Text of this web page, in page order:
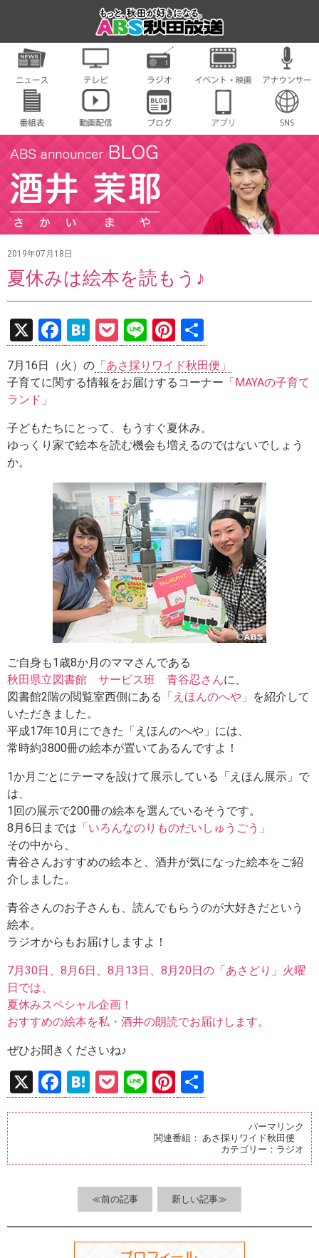
2019年07月18日
夏休みは絵本を読もう♪
X
F
a
ce
o
o
H
at
e
a
P
o
ck
Li
n
e
Pi
nt
er
t
有
7月16日（火）の 「あさ採りワイド秋田便」
子育てに関する情報をお届けするコーナー 「MAYAの子育て
ランド」
子どもたちにとって、もうすぐ夏休み。
ゆっくり家で絵本を読む機会も増えるのではないでしょう
か。
ご自身も1歳8か月のママさんである
秋田県立図書館 サービス班 青谷忍さんに、
図書館2階の閲覧室西側にある 「えほんのへや」 を紹介して
いただきました。
平成17年10月にできた「えほんのへや」には、
常時約3800冊の絵本が置いてあるんですよ！
1か月ごとにテーマを設けて展示している「えほん展示」で
は、
1回の展示で200冊の絵本を選んでいるそうです。
8月6日までは 「いろんなのりものだいしゅうごう」
その中から、
青谷さんおすすめの絵本と、酒井が気になった絵本をご紹
介しました。
青谷さんのお子さんも、読んでもらうのが大好きだという
絵本。
ラジオからもお届けしますよ！
7月30日、8月6日、8月13日、8月20日の「あさどり」火曜
日では、
夏休みスペシャル企画！
おすすめの絵本を私・酒井の朗読でお届けします。
ぜひお聞きくださいね♪
X
F
a
o
k
H
at
a
P
o
Li
n
e
Pi
nt
er
es
t
有
パーマリンク
関連番組： あさ採りワイド秋田便
カテゴリー： ラジオ
≪前の記事 新しい記事≫